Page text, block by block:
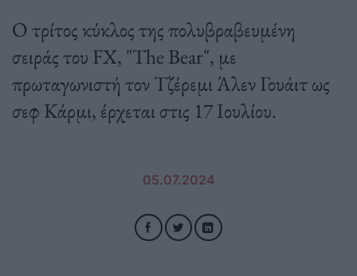
Ο τρίτος κύκλος της πολυβραβευμένη
σειράς του FX, "The Bear", με
πρωταγωνιστή τον Τζέρεμι Άλεν Γουάιτ ως
σεφ Κάρμι, έρχεται στις 17 Ιουλίου.
05.07.2024